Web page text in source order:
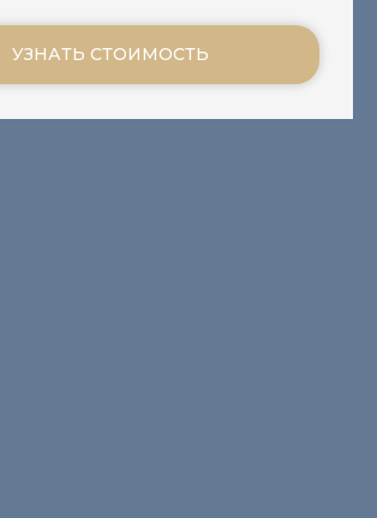
УЗНАТЬ СТОИМОСТЬ